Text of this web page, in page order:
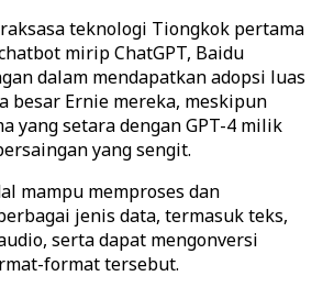
teknologi Tiongkok pertama
mirip ChatGPT, Baidu
dalam mendapatkan adopsi luas
besar Ernie mereka, meskipun
yang setara dengan GPT-4 milik
yang sengit.
mampu memproses dan
jenis data, termasuk teks,
serta dapat mengonversi
format tersebut.